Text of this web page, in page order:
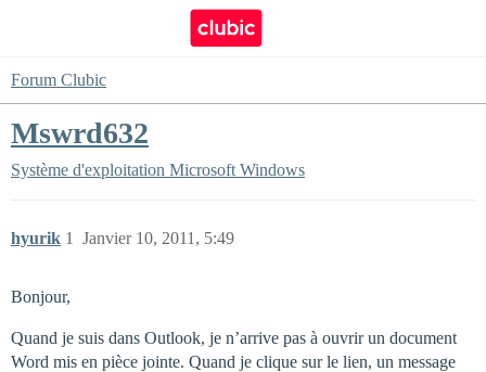
Forum Clubic
Mswrd632
Système d'exploitation Microsoft Windows
hyurik Janvier 10, 2011, 5:49
1
Bonjour,
Quand je suis dans Outlook, je n’arrive pas à ouvrir un document
Word mis en pièce jointe. Quand je clique sur le lien, un message